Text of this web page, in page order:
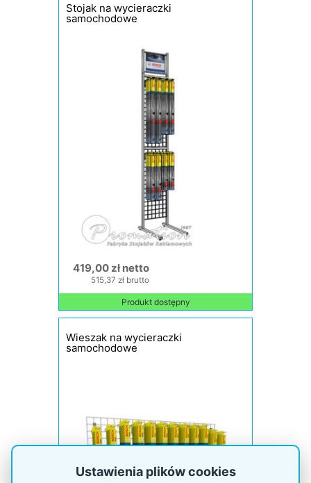
Stojak na wycieraczki
samochodowe
419,00 zł netto
515,37 zł brutto
Produkt dostępny
Wieszak na wycieraczki
samochodowe
Ustawienia plików cookies